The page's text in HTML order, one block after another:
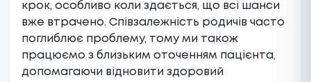
крок, особливо коли здається, що всі шанси
вже втрачено. Співзалежність родичів часто
поглиблює проблему, тому ми також
працюємо з близьким оточенням пацієнта,
допомагаючи відновити здоровий